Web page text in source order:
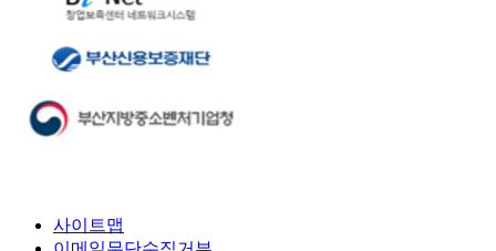
사이트맵